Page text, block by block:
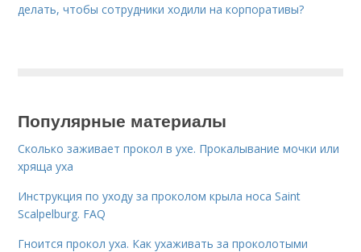
делать, чтобы сотрудники ходили на корпоративы?
Популярные материалы
Сколько заживает прокол в ухе. Прокалывание мочки или
хряща уха
Инструкция по уходу за проколом крыла носа Saint
Scalpelburg. FAQ
Гноится прокол уха. Как ухаживать за проколотыми